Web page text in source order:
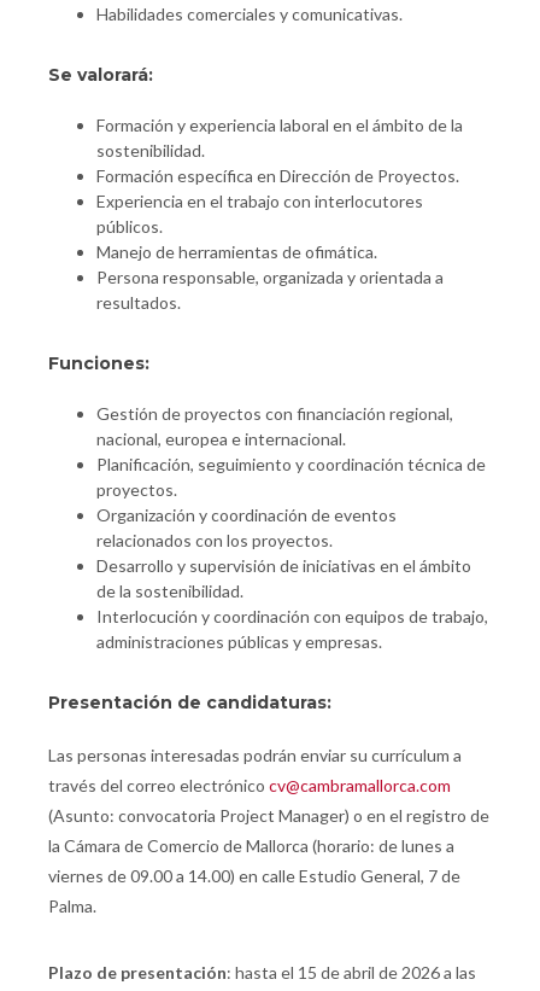
Habilidades comerciales y comunicativas.
Se valorará:
Formación y experiencia laboral en el ámbito de la
sostenibilidad.
Formación específica en Dirección de Proyectos.
Experiencia en el trabajo con interlocutores
públicos.
Manejo de herramientas de ofimática.
Persona responsable, organizada y orientada a
resultados.
Funciones:
Gestión de proyectos con financiación regional,
nacional, europea e internacional.
Planificación, seguimiento y coordinación técnica de
proyectos.
Organización y coordinación de eventos
relacionados con los proyectos.
Desarrollo y supervisión de iniciativas en el ámbito
de la sostenibilidad.
Interlocución y coordinación con equipos de trabajo,
administraciones públicas y empresas.
Presentación de candidaturas:
Las personas interesadas podrán enviar su currículum a
través del correo electrónico cv@cambramallorca.com
(Asunto: convocatoria Project Manager) o en el registro de
la Cámara de Comercio de Mallorca (horario: de lunes a
viernes de 09.00 a 14.00) en calle Estudio General, 7 de
Palma.
Plazo de presentación: hasta el 15 de abril de 2026 a las